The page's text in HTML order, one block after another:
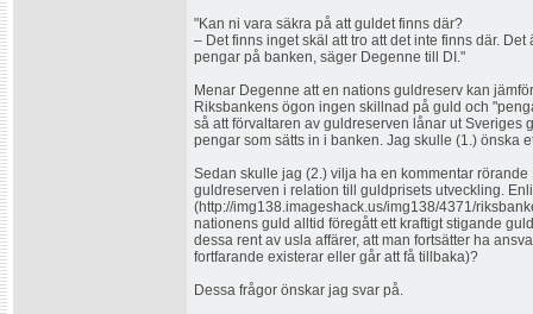
"Kan ni vara säkra på att guldet finns där?
– Det finns inget skäl att tro att det inte finns där.
pengar på banken, säger Degenne till DI."
Menar Degenne att en nations guldreserv kan
Riksbankens ögon ingen skillnad på guld och
så att förvaltaren av guldreserven lånar ut Sveriges
pengar som sätts in i banken. Jag skulle (1.) önska
Sedan skulle jag (2.) vilja ha en kommentar
guldreserven i relation till guldprisets utveckling.
(http://img138.imageshack.us/img138/4371/
nationens guld alltid föregått ett kraftigt stigande
dessa rent av usla affärer, att man fortsätter ha
fortfarande existerar eller går att få tillbaka)?
Dessa frågor önskar jag svar på.